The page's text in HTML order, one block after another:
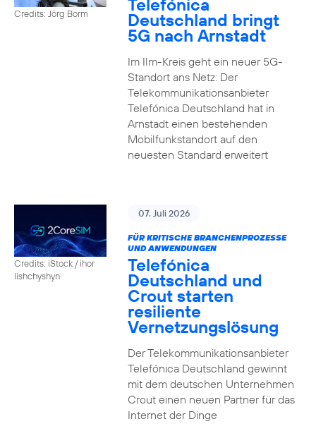
Credits: Jörg Borm Telefónica
Deutschland bringt
5G nach Arnstadt
Im Ilm-Kreis geht ein neuer 5G-
Standort ans Netz: Der
Telekommunikationsanbieter
Telefónica Deutschland hat in
Arnstadt einen bestehenden
Mobilfunkstandort auf den
neuesten Standard erweitert
Credits: iStock / ihor
lishchyshyn
07. Juli 2026
FÜR KRITISCHE BRANCHENPROZESSE
UND ANWENDUNGEN
Telefónica
Deutschland und
Crout starten
resiliente
Vernetzungslösung
Der Telekommunikationsanbieter
Telefónica Deutschland gewinnt
mit dem deutschen Unternehmen
Crout einen neuen Partner für das
Internet der Dinge